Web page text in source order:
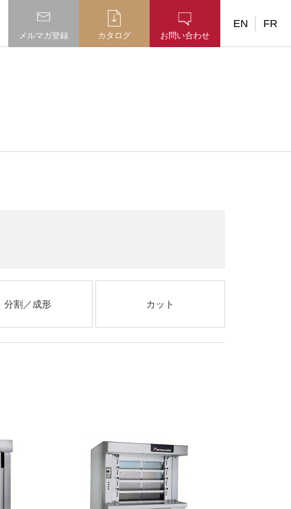
メルマガ登録 カタログ お問い合わせ
EN FR
分割／成形 カット